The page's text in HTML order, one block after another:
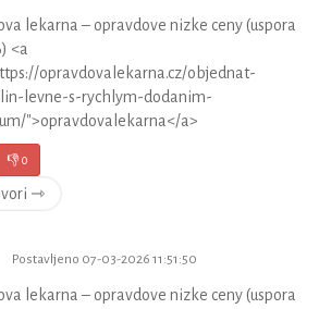
lekarna – opravdove nizke ceny (uspora
<a
opravdovalekarna.cz/objednat-
levne-s-rychlym-dodanim-
">opravdovalekarna</a>
👎0
⇾
Postavljeno 07-03-2026 11:51:50
lekarna – opravdove nizke ceny (uspora